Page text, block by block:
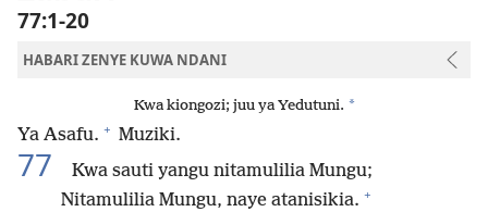
77:1-20
HABARI ZENYE KUWA NDANI
Kwa kiongozi; juu ya Yedutuni. *
Ya Asafu. + Muziki.
77
Kwa sauti yangu nitamulilia Mungu;
Nitamulilia Mungu, naye atanisikia. +